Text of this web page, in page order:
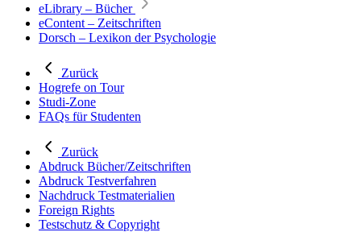
eLibrary – Bücher
eContent – Zeitschriften
Dorsch – Lexikon der Psychologie
Zurück
Hogrefe on Tour
Studi-Zone
FAQs für Studenten
Zurück
Abdruck Bücher/Zeitschriften
Abdruck Testverfahren
Nachdruck Testmaterialien
Foreign Rights
Testschutz & Copyright